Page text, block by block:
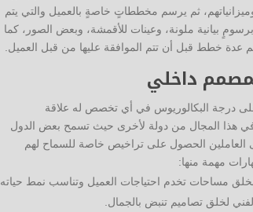
وميزانياتهم، ثم يرسم مخططاتٍ خاصةٍ بالعميل والتي يتم
بيانية ملونة، وعينات للأقمشة، وبعض الصور، كما
عدة خطط قبل أن تتم الموافقة عليها من قبل العميل.
داخلي
درجة البكالوريوس في أي تخصص له علاقة
في هذا المجال من دولة لأخرى حيث تسمح بعض الدول
الحصول على تراخيص خاصة للسماح لهم
مهمة منها:
مساحات تخدم احتياجات العميل وتناسب نمط حياته.
لخلق تصاميم تنبض بالجمال.